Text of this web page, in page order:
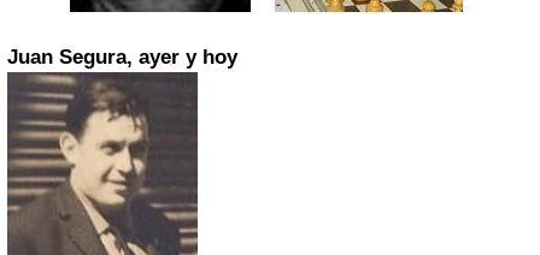
Juan Segura, ayer y hoy